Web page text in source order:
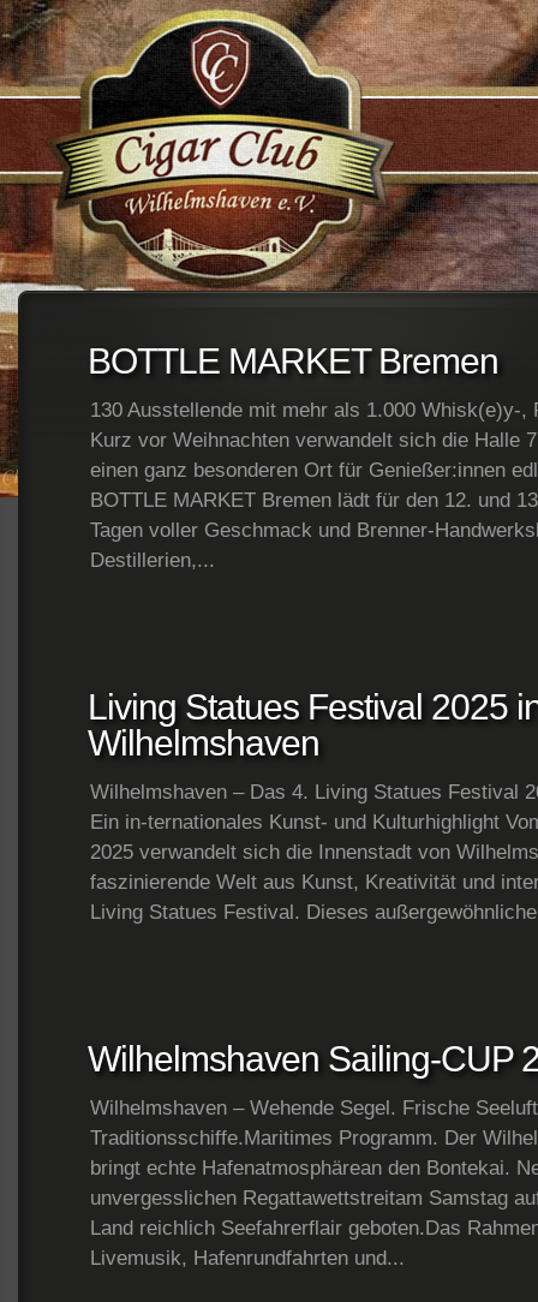
;
BOTTLE MARKET Bremen
130 Ausstellende mit mehr als 1.000 Whisk(e)y-,
Kurz vor Weihnachten verwandelt sich die Halle
einen ganz besonderen Ort für Genießer:innen
BOTTLE MARKET Bremen lädt für den 12. und
Tagen voller Geschmack und Brenner-
Destillerien,...
Living Statues Festival 2025
Wilhelmshaven
Wilhelmshaven – Das 4. Living Statues Festival
Ein in-ternationales Kunst- und Kulturhighlight
2025 verwandelt sich die Innenstadt von
faszinierende Welt aus Kunst, Kreativität und
Living Statues Festival. Dieses
Wilhelmshaven Sailing-CUP
Wilhelmshaven – Wehende Segel. Frische
Traditionsschiffe.Maritimes Programm. Der
bringt echte Hafenatmosphärean den Bontekai.
unvergesslichen Regattawettstreitam Samstag
Land reichlich Seefahrerflair geboten.Das
Livemusik, Hafenrundfahrten und...